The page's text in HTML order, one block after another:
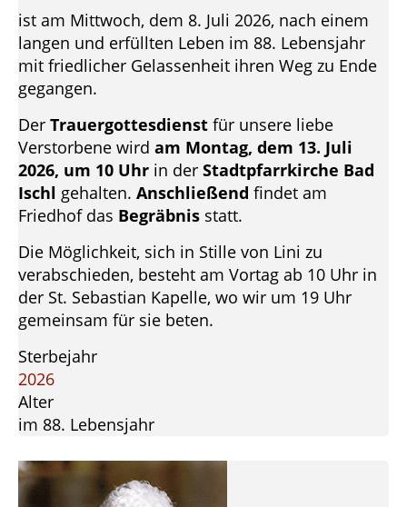
ist am Mittwoch, dem 8. Juli 2026, nach einem
langen und erfüllten Leben im 88. Lebensjahr
mit friedlicher Gelassenheit ihren Weg zu Ende
gegangen.
Der Trauergottesdienst für unsere liebe
Verstorbene wird am Montag, dem 13. Juli
2026, um 10 Uhr in der Stadtpfarrkirche Bad
Ischl gehalten. Anschließend findet am
Friedhof das Begräbnis statt.
Die Möglichkeit, sich in Stille von Lini zu
verabschieden, besteht am Vortag ab 10 Uhr in
der St. Sebastian Kapelle, wo wir um 19 Uhr
gemeinsam für sie beten.
Sterbejahr
2026
Alter
im 88. Lebensjahr